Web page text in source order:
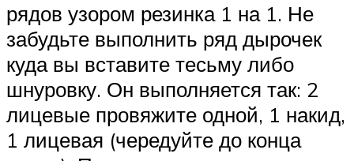
рядов узором резинка 1 на 1. Не
забудьте выполнить ряд дырочек
куда вы вставите тесьму либо
шнуровку. Он выполняется так: 2
лицевые провяжите одной, 1 накид,
1 лицевая (чередуйте до конца